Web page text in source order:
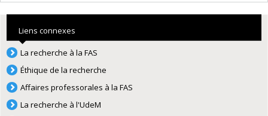
Liens connexes
La recherche à la FAS
Éthique de la recherche
Affaires professorales à la FAS
La recherche à l'UdeM